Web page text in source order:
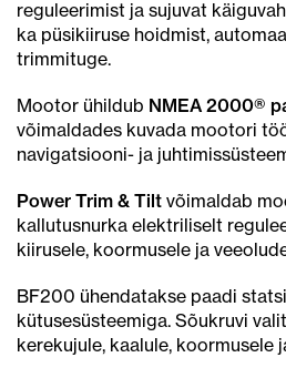
reguleerimist ja sujuvat
ka püsikiiruse hoidmist,
trimmituge.
Mootor ühildub NMEA 2000®
võimaldades kuvada mootori
navigatsiooni- ja
Power Trim & Tilt võimaldab
kallutusnurka elektriliselt
kiirusele, koormusele ja
BF200 ühendatakse paadi
kütusesüsteemiga. Sõukruvi
kerekujule, kaalule, koormusele